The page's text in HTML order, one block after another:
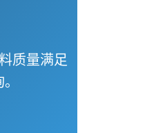
质量满足